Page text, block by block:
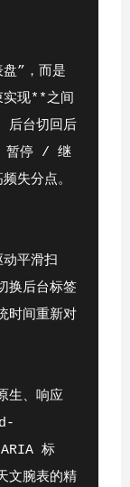
”，而是
现**之间
后台切回后
/ 暂停 / 继
失分点。
平滑扫
换后台标签
时间重新对
生、响应
标
文腕表的精